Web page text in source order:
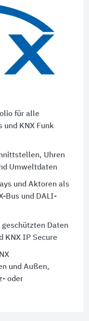
für alle
und KNX Funk
Uhren
Umweltdaten
und Aktoren als
Bus und DALI-
Daten
KNX IP Secure
und Außen,
oder